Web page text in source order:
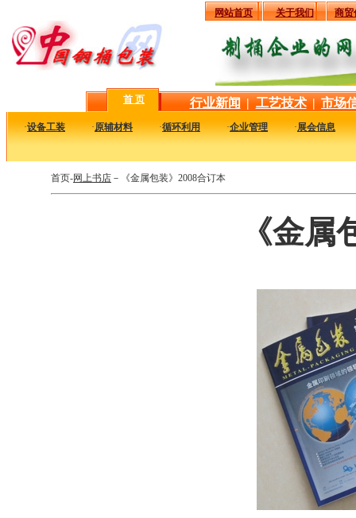
网站首页 关于我们 商贸
首 页 行业新闻 | 工艺技术 | 市场
·设备工装 ·原辅材料 ·循环利用 ·企业管理 ·展会信息
首页-网上书店 －《金属包装》2008合订本
《金属